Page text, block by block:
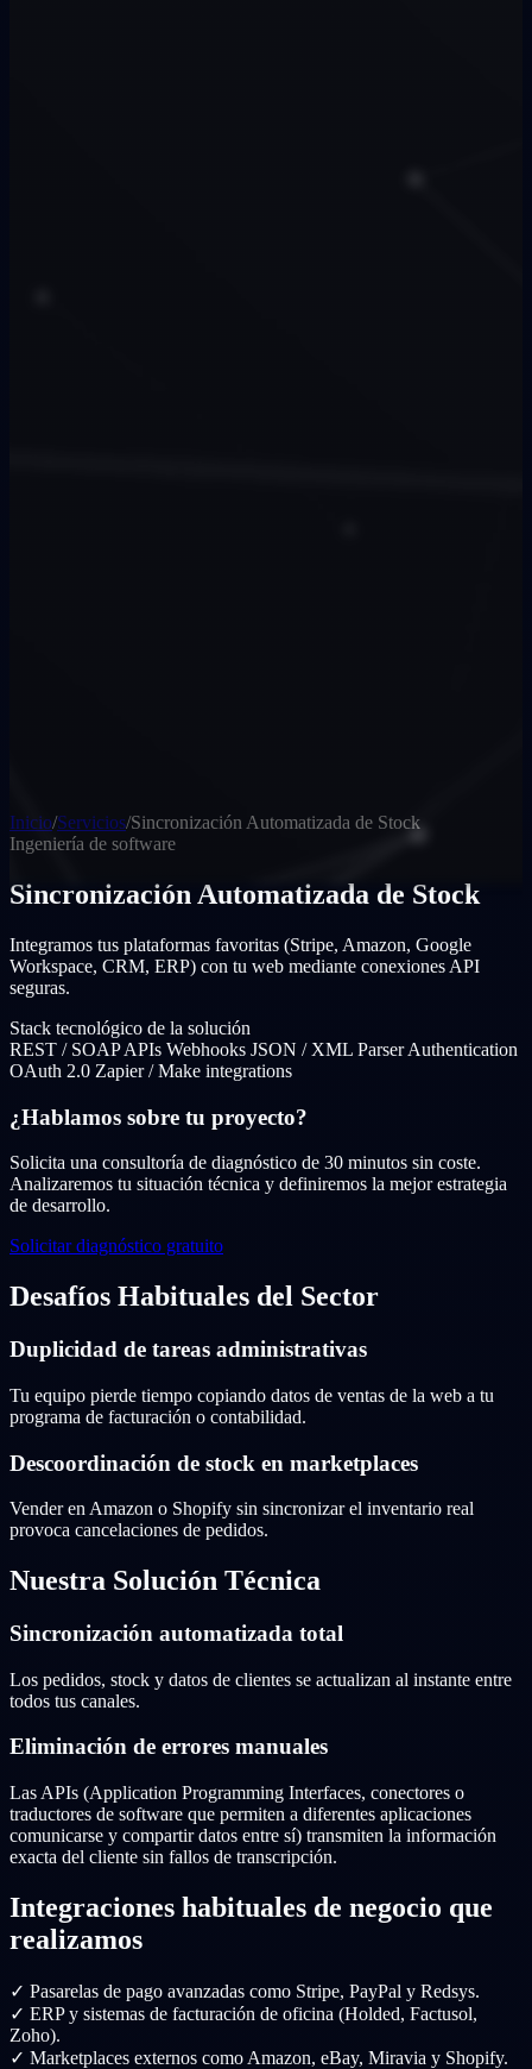
Inicio/Servicios/Sincronización Automatizada de Stock
Ingeniería de software
Sincronización Automatizada de Stock
Integramos tus plataformas favoritas (Stripe, Amazon, Google
Workspace, CRM, ERP) con tu web mediante conexiones API
seguras.
Stack tecnológico de la solución
REST / SOAP APIs Webhooks JSON / XML ParserAuthentication
OAuth 2.0 Zapier / Make integrations
¿Hablamos sobre tu proyecto?
Solicita una consultoría de diagnóstico de 30 minutos sin coste.
Analizaremos tu situación técnica y definiremos la mejor estrategia
de desarrollo.
Solicitar diagnóstico gratuito
Desafíos Habituales del Sector
Duplicidad de tareas administrativas
Tu equipo pierde tiempo copiando datos de ventas de la web a tu
programa de facturación o contabilidad.
Descoordinación de stock en marketplaces
Vender en Amazon o Shopify sin sincronizar el inventario real
provoca cancelaciones de pedidos.
Nuestra Solución Técnica
Sincronización automatizada total
Los pedidos, stock y datos de clientes se actualizan al instante entre
todos tus canales.
Eliminación de errores manuales
Las APIs (Application Programming Interfaces, conectores o
traductores de software que permiten a diferentes aplicaciones
comunicarse y compartir datos entre sí) transmiten la información
exacta del cliente sin fallos de transcripción.
Integraciones habituales de negocio que
realizamos
✓ Pasarelas de pago avanzadas como Stripe, PayPal y Redsys.
✓ ERP y sistemas de facturación de oficina (Holded, Factusol,
Zoho).
✓ Marketplaces externos como Amazon, eBay, Miravia y Shopify.